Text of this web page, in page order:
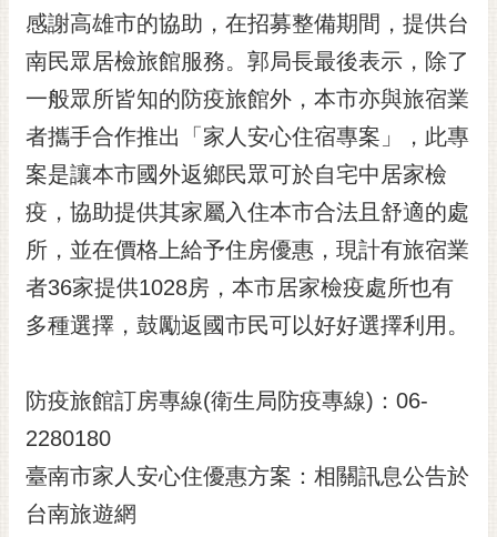
私
權
及
政
策
網
站
資
料
開
放
告
市
交
通
感謝高雄市的協助，在招募整備期間，提供台
南民眾居檢旅館服務。郭局長最後表示，除了
一般眾所皆知的防疫旅館外，本市亦與旅宿業
者攜手合作推出「家人安心住宿專案」，此專
案是讓本市國外返鄉民眾可於自宅中居家檢
疫，協助提供其家屬入住本市合法且舒適的處
所，並在價格上給予住房優惠，現計有旅宿業
者36家提供1028房，本市居家檢疫處所也有
多種選擇，鼓勵返國市民可以好好選擇利用。
防疫旅館訂房專線(衛生局防疫專線)：06-
2280180
臺南市家人安心住優惠方案：相關訊息公告於
台南旅遊網